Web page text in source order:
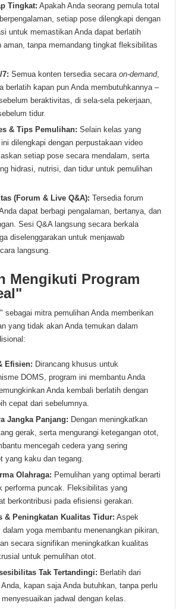
Tingkat: Apakah Anda seorang pemula total
setiap pose dilengkapi dengan
untuk memastikan Anda dapat berlatih
aman, tanpa memandang tingkat fleksibilitas
7: Semua konten tersedia secaraon-demand,
berlatih kapan pun Anda membutuhkannya –
beraktivitas, di sela-sela pekerjaan,
tidur.
& Tips Pemulihan: Selain kelas yang
dilengkapi dengan perpustakaan video
setiap pose secara mendalam, serta
hidrasi, nutrisi, dan tidur untuk pemulihan
(Forum & Live Q&A): Tersedia forum
dapat berbagi pengalaman, bertanya, dan
Sesi Q&A langsung secara berkala
diselenggarakan untuk menjawab
langsung.
Mengikuti Program
sebagai mitra pemulihan Anda memberikan
yang tidak akan Anda temukan dalam
Efisien: Dirancang khusus untuk
DOMS, program ini membantu Anda
Anda kembali berlatih dengan
cepat dari sebelumnya.
Jangka Panjang: Dengan meningkatkan
gerak, serta mengurangi ketegangan otot,
mencegah cedera yang sering
yang kaku dan tegang.
Olahraga: Pemulihan yang optimal berarti
performa puncak. Fleksibilitas yang
berkontribusi pada efisiensi gerakan.
& Peningkatan Kualitas Tidur: Aspek
yoga membantu menenangkan pikiran,
secara signifikan meningkatkan kualitas
untuk pemulihan otot.
Tak Tertandingi: Berlatih dari
kapan saja Anda butuhkan, tanpa perlu
jadwal dengan kelas.